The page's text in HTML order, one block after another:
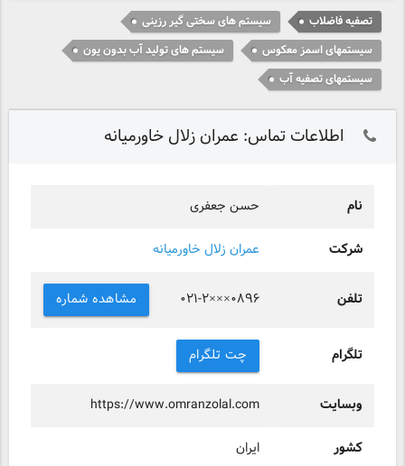
تصفیه فاضلاب
سیستم های سختی گیر رزینی
سیستمهای اسمز معکوس
سیستم های تولید آب بدون یون
سیستمهای تصفیه آب
اطلاعات تماس: عمران زلال خاورمیانه
نام حسن جعفری
شرکت عمران زلال خاورمیانه
تلفن ۰۲۱-۲×××۰۸۹۶ مشاهده شماره
تلگرام چت تلگرام
وبسایت https://www.omranzolal.com
کشور ایران